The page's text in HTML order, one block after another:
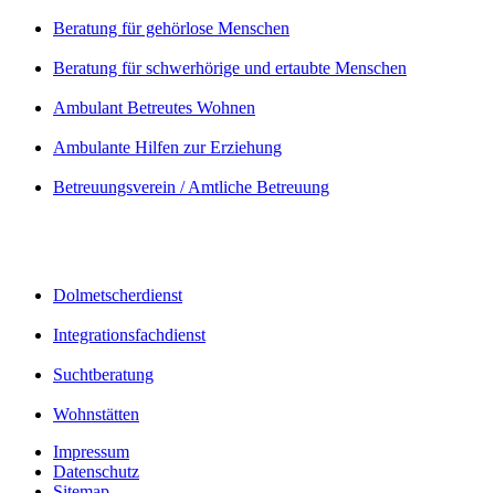
Beratung für gehörlose Menschen
Beratung für schwerhörige und ertaubte Menschen
Ambulant Betreutes Wohnen
Ambulante Hilfen zur Erziehung
Betreuungsverein / Amtliche Betreuung
Dolmetscherdienst
Integrationsfachdienst
Suchtberatung
Wohnstätten
Impressum
Datenschutz